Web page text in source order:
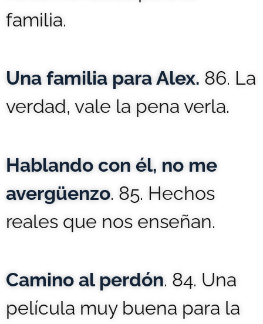
familia.
Una familia para Alex. 86. La
verdad, vale la pena verla.
Hablando con él, no me
avergüenzo. 85. Hechos
reales que nos enseñan.
Camino al perdón. 84. Una
película muy buena para la